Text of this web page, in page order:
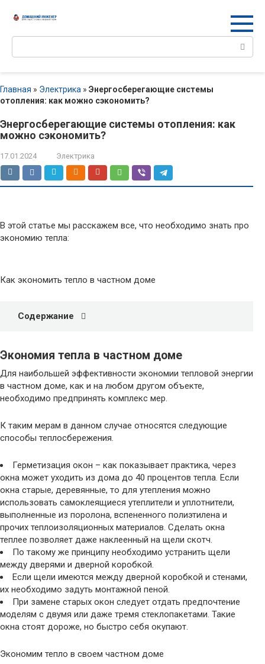
Поиск:
Главная » Электрика » Энергосберегающие системы
отопления: как можно сэкономить?
Энергосберегающие системы отопления: как
можно сэкономить?
17.01.2024 Электрика
В этой статье мы расскажем все, что необходимо знать про
экономию тепла:
Как экономить тепло в частном доме
Содержание
Экономия тепла в частном доме
Для наибольшей эффективности экономии тепловой энергии
в частном доме, как и на любом другом объекте,
необходимо предпринять комплекс мер.
К таким мерам в данном случае относятся следующие
способы теплосбережения.
Герметизация окон – как показывает практика, через
окна может уходить из дома до 40 процентов тепла. Если
окна старые, деревянные, то для утепления можно
использовать самоклеящиеся утеплители и уплотнители,
выполненные из поролона, вспененного полиэтилена и
прочих теплоизоляционных материалов. Сделать окна
теплее позволяет даже наклеенный на щели скотч.
По такому же принципу необходимо устранить щели
между дверями и дверной коробкой.
Если щели имеются между дверной коробкой и стенами,
их необходимо задуть монтажной пеной.
При замене старых окон следует отдать предпочтение
моделям с двумя или даже тремя стеклопакетами. Такие
окна стоят дороже, но быстро себя окупают.
Экономим тепло в своем частном доме